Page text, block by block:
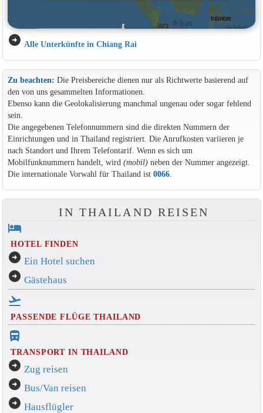
arrow_circle_right Alle Unterkünfte in Chiang Rai
Zu beachten: Die Preisbereiche dienen nur als Richtwerte basierend auf
den von uns gesammelten Informationen.
Ebenso kann die Geolokalisierung manchmal ungenau oder sogar fehlend
sein.
Die angegebenen Telefonnummern sind die direkten Nummern der
Einrichtungen und in Thailand registriert. Die Anrufkosten variieren je
nach Standort und Ihrem Telefontarif. Wenn es sich um
Mobilfunknummern handelt, wird (mobil)neben der Nummer angezeigt.
Die internationale Vorwahl für Thailand ist 0066.
IN THAILAND REISEN
hotel
HOTEL FINDEN
arrow_circle_right Ein Hotel suchen
arrow_circle_right Gästehaus
flight_takeoff
PASSENDE FLÜGE THAILAND
directions_bus_filled
TRANSPORT IN THAILAND
arrow_circle_right Zug reisen
arrow_circle_right Bus/Van reisen
arrow_circle_right Hausflügler